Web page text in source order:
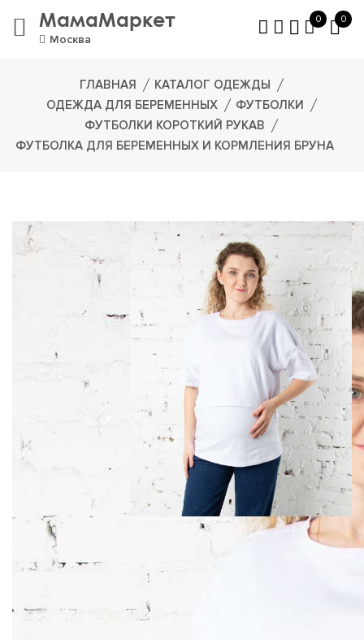
МамаМаркет
Москва
0 0
ГЛАВНАЯ
КАТАЛОГ ОДЕЖДЫ
ОДЕЖДА ДЛЯ БЕРЕМЕННЫХ
ФУТБОЛКИ
ФУТБОЛКИ КОРОТКИЙ РУКАВ
ФУТБОЛКА ДЛЯ БЕРЕМЕННЫХ И КОРМЛЕНИЯ БРУНА